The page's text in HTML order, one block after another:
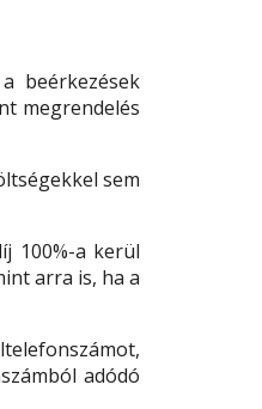
beérkezések
megrendelés
sem
100%-a kerül
arra is, ha a
adódó